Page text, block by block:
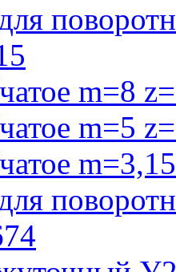
m=8
m=5